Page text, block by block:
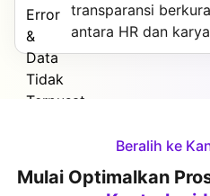
transparansi
antara HR dan
Beralih ke
Mulai Optimalkan